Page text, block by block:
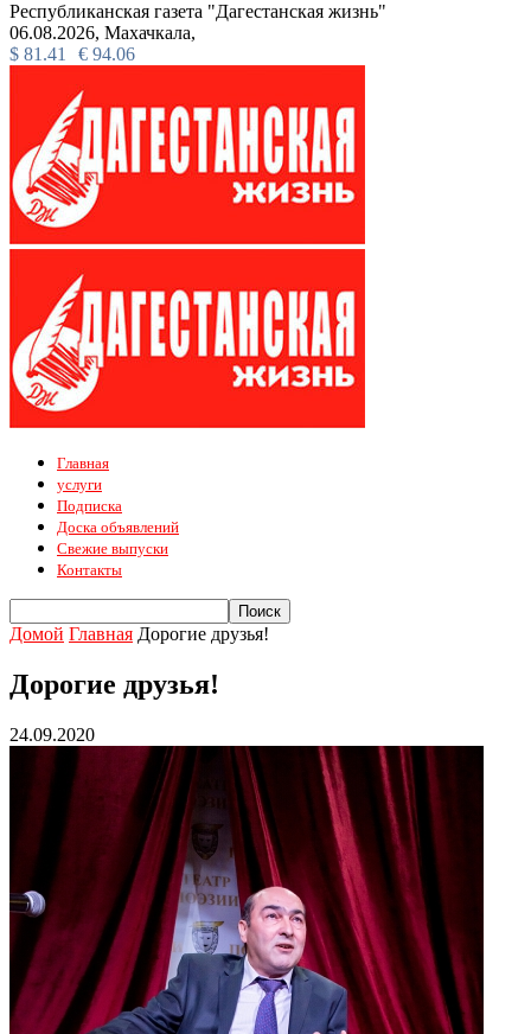
Республиканская газета "Дагестанская жизнь"
06.08.2026, Махачкала,
$ 81.41 € 94.06
Главная
услуги
Подписка
Доска объявлений
Свежие выпуски
Контакты
Домой Главная Дорогие друзья!
Дорогие друзья!
24.09.2020